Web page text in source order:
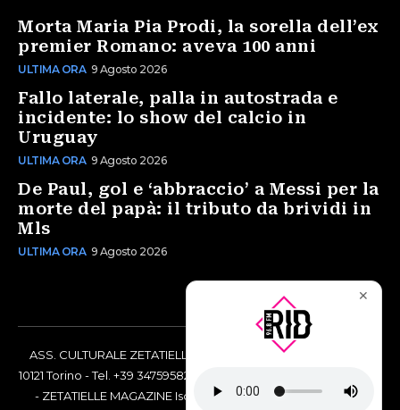
Morta Maria Pia Prodi, la sorella dell’ex
premier Romano: aveva 100 anni
ULTIMA ORA 9 Agosto 2026
Fallo laterale, palla in autostrada e
incidente: lo show del calcio in
Uruguay
ULTIMA ORA 9 Agosto 2026
De Paul, gol e ‘abbraccio’ a Messi per la
morte del papà: il tributo da brividi in
Mls
ULTIMA ORA 9 Agosto 2026
ASS. CULTURALE ZETATIELLE OFF via Vittorio Amedeo II, 21 -
10121 Torino - Tel. +39 3475958238 - Codice Fiscale 97883690014
- ZETATIELLE MAGAZINE Iscrizione al Tribunale di Torino n°
✕